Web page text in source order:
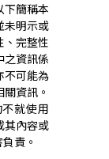
下簡稱本
未明示或
、完整性
之資訊係
不可能為
資訊。
就使用
其內容或
責。